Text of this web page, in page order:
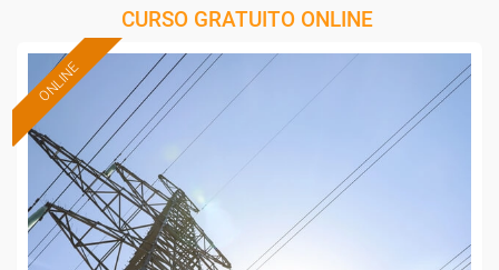
CURSO GRATUITO ONLINE
ONLINE